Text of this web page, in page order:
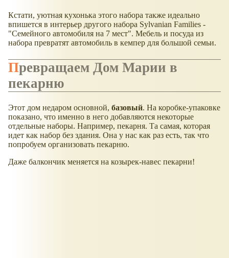
Кстати, уютная кухонька этого набора также идеально
впишется в интерьер другого набора Sylvanian Families -
"Семейного автомобиля на 7 мест". Мебель и посуда из
набора превратят автомобиль в кемпер для большой семьи.
Превращаем Дом Марии в
пекарню
Этот дом недаром основной, базовый. На коробке-упаковке
показано, что именно в него добавляются некоторые
отдельные наборы. Например, пекарня. Та самая, которая
идет как набор без здания. Она у нас как раз есть, так что
попробуем организовать пекарню.
Даже балкончик меняется на козырек-навес пекарни!